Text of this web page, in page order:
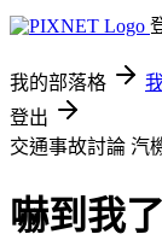
我的部落格
登出
交通事故討論 汽
嚇到我